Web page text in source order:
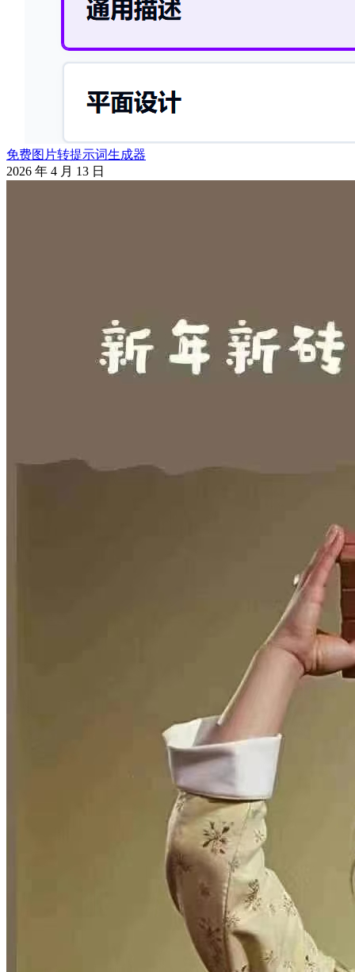
免费图片转提示词生成器
2026 年 4 月 13 日